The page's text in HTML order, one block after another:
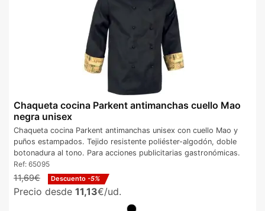
Chaqueta cocina Parkent antimanchas cuello Mao
negra unisex
Chaqueta cocina Parkent antimanchas unisex con cuello Mao y
puños estampados. Tejido resistente poliéster-algodón, doble
botonadura al tono. Para acciones publicitarias gastronómicas.
Ref: 65095
11,69€ Descuento -5%
Precio desde 11,13€/ud.